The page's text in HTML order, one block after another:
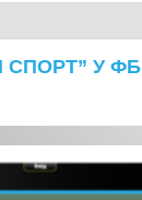
СПОРТ” У ФБ